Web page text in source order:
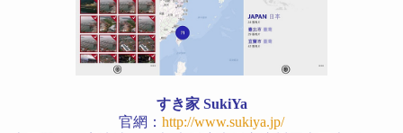
すき家 SukiYa
官網： http://www.sukiya.jp/